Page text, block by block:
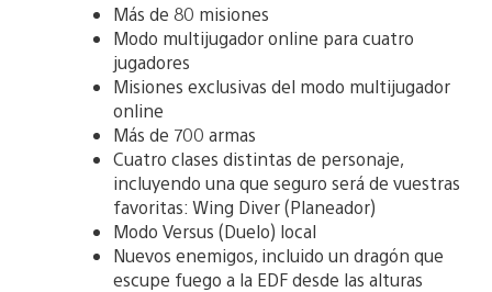
Más de 80 misiones
Modo multijugador online para cuatro
jugadores
Misiones exclusivas del modo multijugador
online
Más de 700 armas
Cuatro clases distintas de personaje,
incluyendo una que seguro será de vuestras
favoritas: Wing Diver (Planeador)
Modo Versus (Duelo) local
Nuevos enemigos, incluido un dragón que
escupe fuego a la EDF desde las alturas